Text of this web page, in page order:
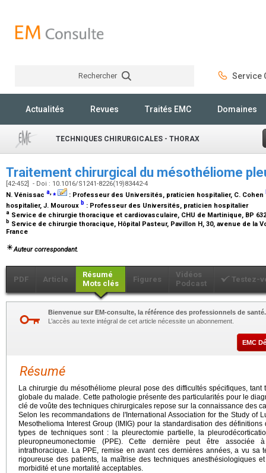
Rechercher Service
Actualités Revues Traités EMC Domaines
TECHNIQUES CHIRURGICALES - THORAX
Traitement chirurgical du mésothéliome
[42-452] - Doi : 10.1016/S1241-8226(19)83442-4
N. Vénissac a,⁎ : Professeur des Universités, praticien hospitalier, C. Cohen
hospitalier, J. Mouroux b : Professeur des Universités, praticien hospitalier
a Service de chirurgie thoracique et cardiovasculaire, CHU de Martinique, BP
b Service de chirurgie thoracique, Hôpital Pasteur, Pavillon H, 30, avenue de la
France
Auteur correspondant.
PDF Article
Résumé
Mots clés
Figures
Vidéos
Podcast
Testez-
Bienvenue sur EM-consulte, la référence des professionnels de santé.
L’accès au texte intégral de cet article nécessite un abonnement.
EMC
Résumé
La chirurgie du mésothéliome pleural pose des difficultés spécifiques,
globale du malade. Cette pathologie présente des particularités pour le
clé de voûte des techniques chirurgicales repose sur la connaissance des
Selon les recommandations de l'International Association for the Study of
Mesothelioma Interest Group (IMIG) pour la standardisation des
types de techniques sont : la pleurectomie partielle, la
pleuropneumonectomie (PPE). Cette dernière peut être associée
intrathoracique. La PPE, remise en avant ces dernières années, a vu sa
rigoureuse des patients, la maîtrise des techniques anesthésiologiques
morbidité et une mortalité acceptables.